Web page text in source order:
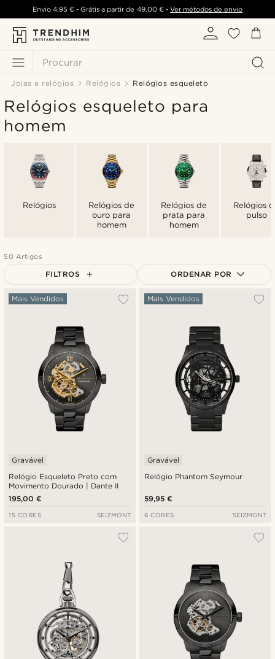
Procurar
Envio 4,95 €- Grátis a partir de 49,00 €- Ver métodos de envio
Joias e relógios Relógios Relógios esqueleto
Relógios esqueleto para
homem
Relógios
Relógios de
ouro para
homem
Relógios de
prata para
homem
Relógios
pulso
50 Artigos
FILTROS ORDENAR POR
Mais vendidos
Preço mais baixo
Preço mais alto
Relógio Esqueleto Preto com
Movimento Dourado | Dante II
Mais Vendidos
Gravável
195,00 €
15 CORES SEIZMONT
Relógio Phantom Seymour
Mais Vendidos
Gravável
59,95 €
6 CORES SEIZMONT